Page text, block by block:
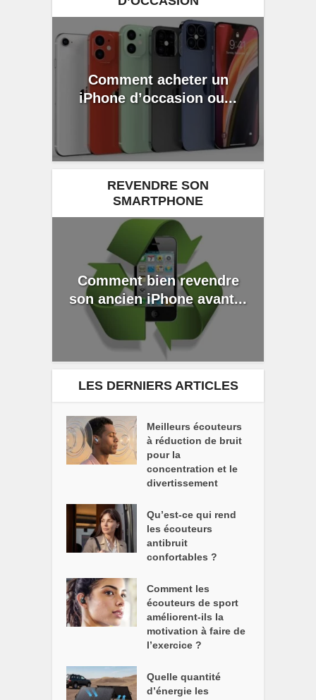
Comment acheter un
iPhone d’occasion ou...
REVENDRE SON
SMARTPHONE
Comment bien revendre
son ancien iPhone avant...
LES DERNIERS ARTICLES
Meilleurs écouteurs
à réduction de bruit
pour la
concentration et le
divertissement
Qu’est-ce qui rend
les écouteurs
antibruit
confortables ?
Comment les
écouteurs de sport
améliorent-ils la
motivation à faire de
l’exercice ?
Quelle quantité
d’énergie les